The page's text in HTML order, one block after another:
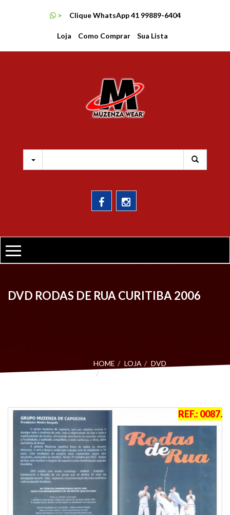
> Clique WhatsApp 41 99889-6404
Loja Como Comprar Sua Lista
DVD RODAS DE RUA CURITIBA 2006
HOME LOJA
DVD
REF.: 0087.